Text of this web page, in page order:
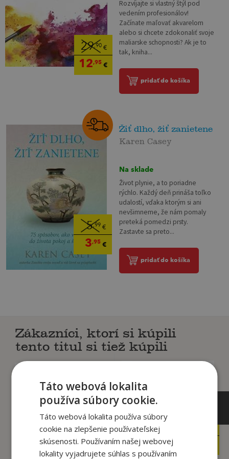
29,90€
12,95€
Rozvíjajte si vlastný štýl pod
vedením profesionálov!
Začínate maľovať akvarelom
alebo si chcete zdokonaliť svoje
maliarske schopnosti? Ak je to
tak, kniha...
pridať do košíka
5,99 €
3,95 €
Žiť dlho, žiť zanietene
Karen Casey
Na sklade
Život plynie, a to poriadne
rýchlo. Každý deň prináša toľko
udalostí, vďaka ktorým si ani
nevšimneme, že nám pomaly
preteká pomedzi prsty.
Zastavte sa preto...
pridať do košíka
Zákazníci, ktorí si kúpili
tento titul si tiež kúpili
14 €
3,95€
Táto webová lokalita
používa súbory cookie.
Táto webová lokalita používa súbory
cookie na zlepšenie používateľskej
skúsenosti. Používaním našej webovej
lokality vyjadrujete súhlas s používaním